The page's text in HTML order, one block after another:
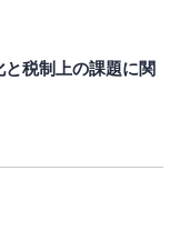
税制上の課題に関